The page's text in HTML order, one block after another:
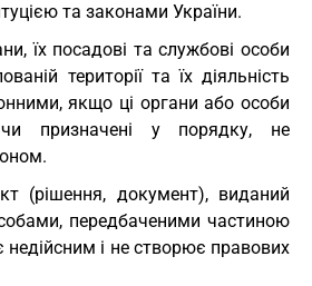
та законами України.
їх посадові та службові особи
території та їх діяльність
якщо ці органи або особи
чи призначені у порядку, не
(рішення, документ), виданий
передбаченими частиною
недійсним і не створює правових